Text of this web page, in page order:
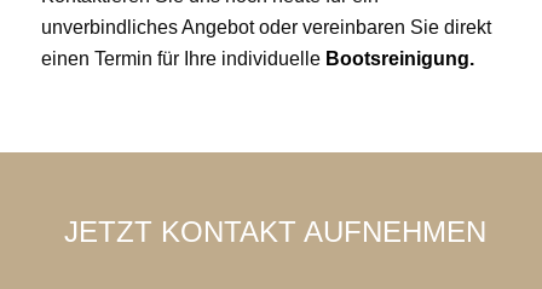
unverbindliches Angebot oder vereinbaren Sie direkt
einen Termin für Ihre individuelle Bootsreinigung.
JETZT KONTAKT AUFNEHMEN